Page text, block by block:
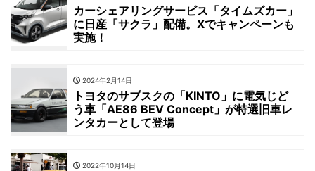
カーシェアリングサービス「タイムズカー」
に日産「サクラ」配備。Xでキャンペーンも
実施！
2024年2月14日
トヨタのサブスクの「KINTO」に電気じど
う車「AE86 BEV Concept」が特選旧車レ
ンタカーとして登場
2022年10月14日